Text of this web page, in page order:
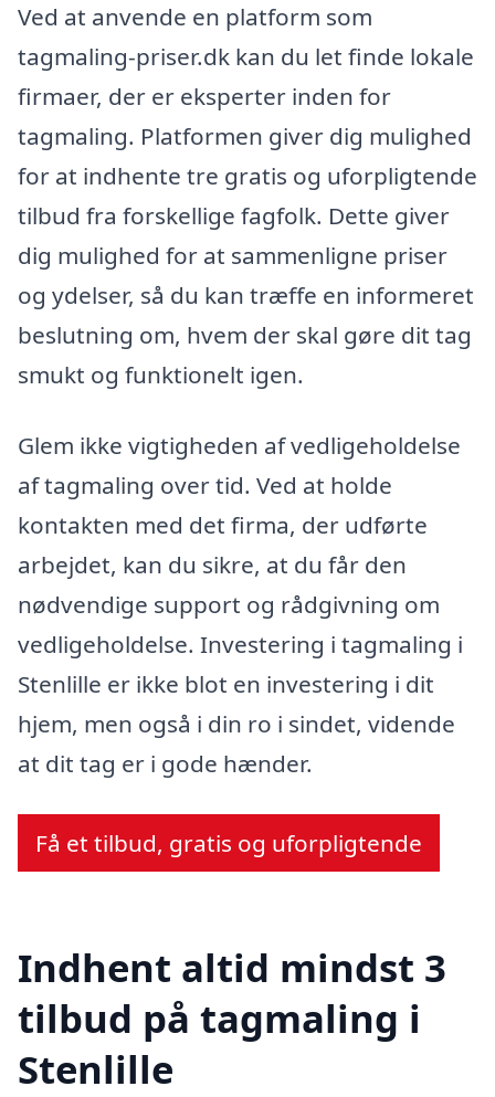
Ved at anvende en platform som
tagmaling-priser.dk kan du let finde lokale
firmaer, der er eksperter inden for
tagmaling. Platformen giver dig mulighed
for at indhente tre gratis og uforpligtende
tilbud fra forskellige fagfolk. Dette giver
dig mulighed for at sammenligne priser
og ydelser, så du kan træffe en informeret
beslutning om, hvem der skal gøre dit tag
smukt og funktionelt igen.
Glem ikke vigtigheden af vedligeholdelse
af tagmaling over tid. Ved at holde
kontakten med det firma, der udførte
arbejdet, kan du sikre, at du får den
nødvendige support og rådgivning om
vedligeholdelse. Investering i tagmaling i
Stenlille er ikke blot en investering i dit
hjem, men også i din ro i sindet, vidende
at dit tag er i gode hænder.
Få et tilbud, gratis og uforpligtende
Indhent altid mindst 3
tilbud på tagmaling i
Stenlille